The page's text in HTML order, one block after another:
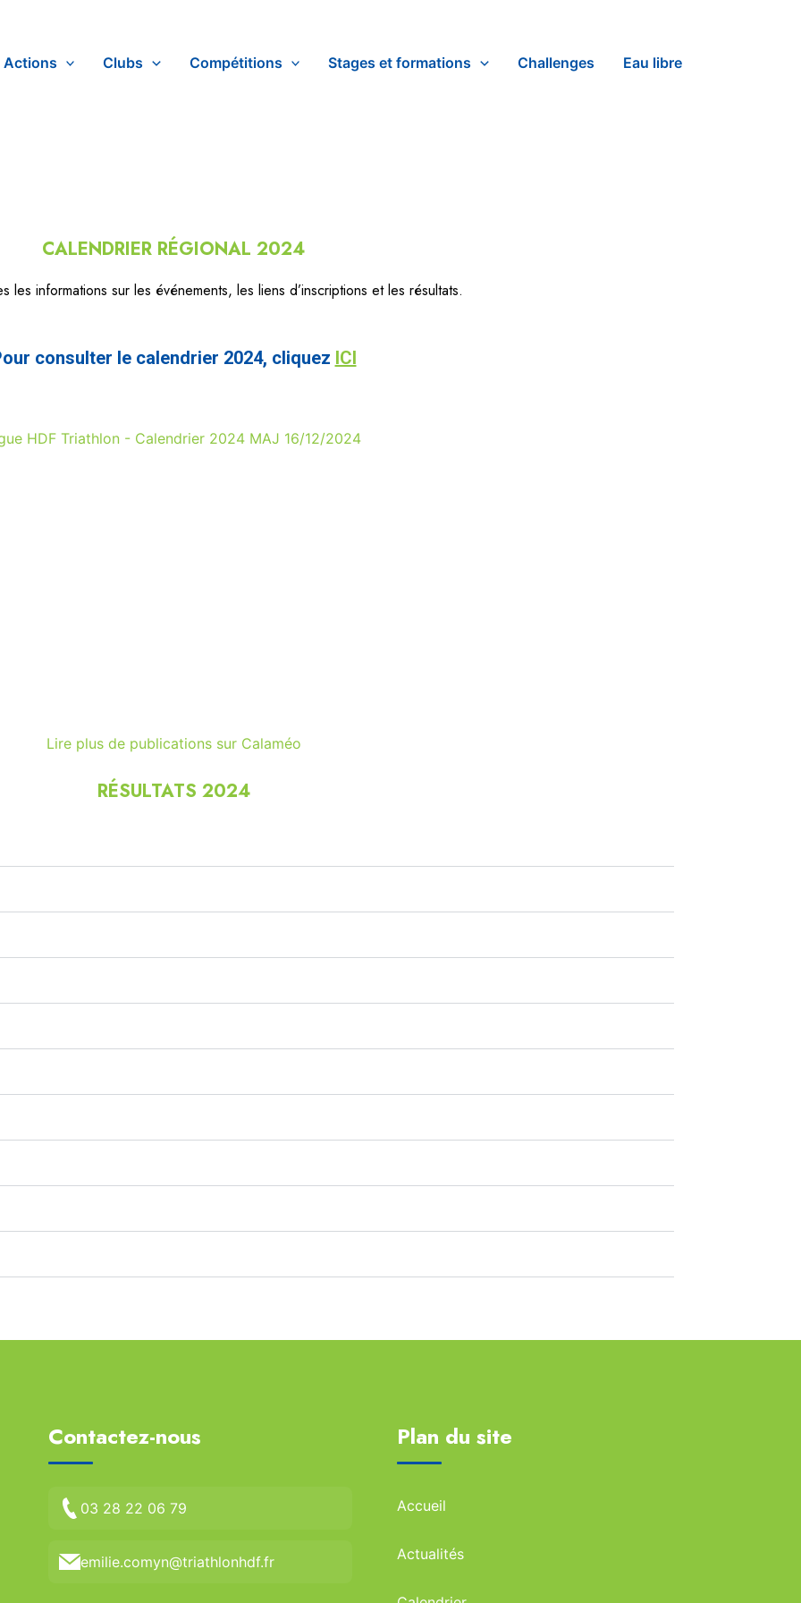
Actions Clubs Compétitions Stages et formations Challenges Eau libre
CALENDRIER RÉGIONAL 2024
informations sur les événements, les liens d’inscriptions et les résultats.
consulter le calendrier 2024, cliquez ICI
HDF Triathlon - Calendrier 2024 MAJ 16/12/2024
Lire plus de publications sur Calaméo
RÉSULTATS 2024
Contactez-nous
03 28 22 06 79
emilie.comyn@triathlonhdf.fr
Plan du site
Accueil
Actualités